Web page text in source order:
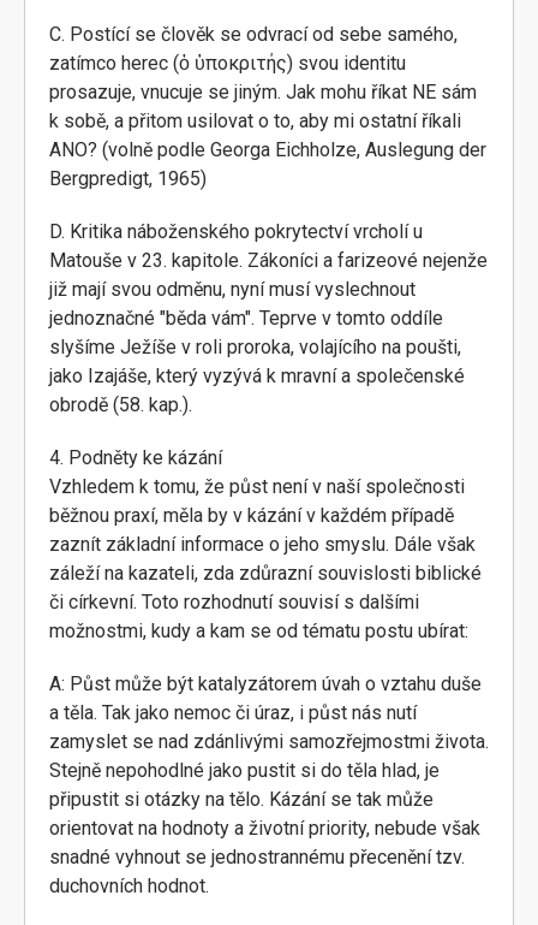
C. Postící se člověk se odvrací od sebe samého,
zatímco herec (ὁ ὑποκριτής) svou identitu
prosazuje, vnucuje se jiným. Jak mohu říkat NE sám
k sobě, a přitom usilovat o to, aby mi ostatní říkali
ANO? (volně podle Georga Eichholze, Auslegung der
Bergpredigt, 1965)
D. Kritika náboženského pokrytectví vrcholí u
Matouše v 23. kapitole. Zákoníci a farizeové nejenže
již mají svou odměnu, nyní musí vyslechnout
jednoznačné "běda vám". Teprve v tomto oddíle
slyšíme Ježíše v roli proroka, volajícího na poušti,
jako Izajáše, který vyzývá k mravní a společenské
obrodě (58. kap.).
4. Podněty ke kázání
Vzhledem k tomu, že půst není v naší společnosti
běžnou praxí, měla by v kázání v každém případě
zaznít základní informace o jeho smyslu. Dále však
záleží na kazateli, zda zdůrazní souvislosti biblické
či církevní. Toto rozhodnutí souvisí s dalšími
možnostmi, kudy a kam se od tématu postu ubírat:
A: Půst může být katalyzátorem úvah o vztahu duše
a těla. Tak jako nemoc či úraz, i půst nás nutí
zamyslet se nad zdánlivými samozřejmostmi života.
Stejně nepohodlné jako pustit si do těla hlad, je
připustit si otázky na tělo. Kázání se tak může
orientovat na hodnoty a životní priority, nebude však
snadné vyhnout se jednostrannému přecenění tzv.
duchovních hodnot.